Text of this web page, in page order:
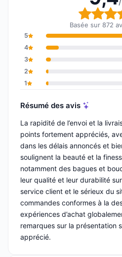
Note
Basée sur 872
5
4
3
2
1
Résumé des avis
La rapidité de l’envoi et la
points fortement appréciés,
dans les délais annoncés et
soulignent la beauté et la
notamment des bagues et
leur qualité et leur durabilité
service client et le sérieux du
commandes conformes à la
expériences d’achat
remarques sur la présentation
apprécié.